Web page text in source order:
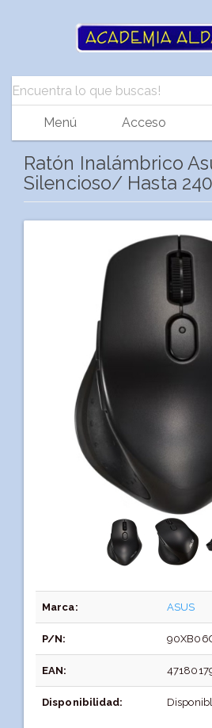
Menú Acceso
Ratón Inalámbrico
Silencioso/ Hasta
Marca: ASUS
P/N:
EAN:
Disponibilidad: